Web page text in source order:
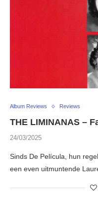
Album Reviews Reviews
THE LIMINANAS –
24/03/2025
Sinds De Película, hun
een even uitmuntende